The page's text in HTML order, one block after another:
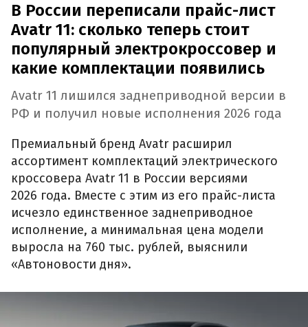
В России переписали прайс-лист
Avatr 11: сколько теперь стоит
популярный электрокроссовер и
какие комплектации появились
Avatr 11 лишился заднеприводной версии в
РФ и получил новые исполнения 2026 года
Премиальный бренд Avatr расширил
ассортимент комплектаций электрического
кроссовера Avatr 11 в России версиями
2026 года. Вместе с этим из его прайс-листа
исчезло единственное заднеприводное
исполнение, а минимальная цена модели
выросла на 760 тыс. рублей, выяснили
«Автоновости дня».